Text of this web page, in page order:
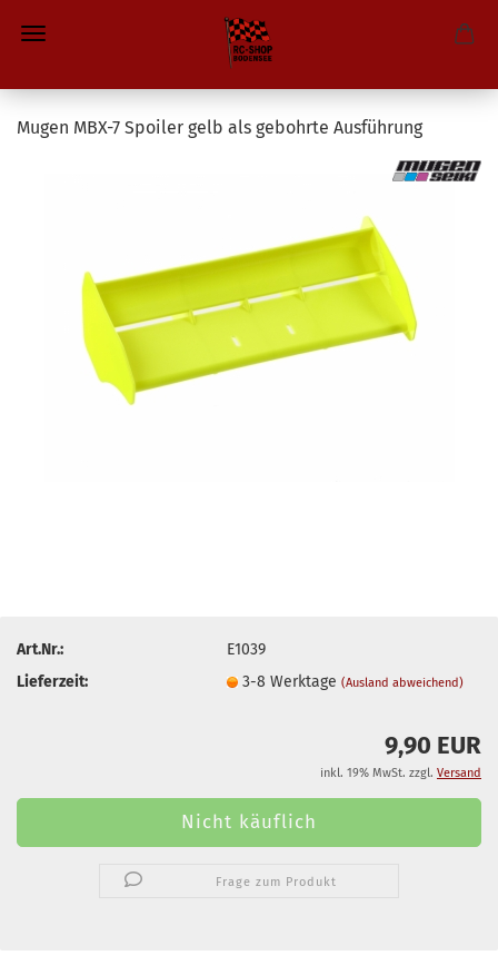
Mugen MBX-7 Spoiler gelb als gebohrte Ausführung
Art.Nr.:
E1039
Lieferzeit:
3-8 Werktage(Ausland abweichend)
9,90 EUR
inkl. 19% MwSt. zzgl. Versand
Frage zum Produkt